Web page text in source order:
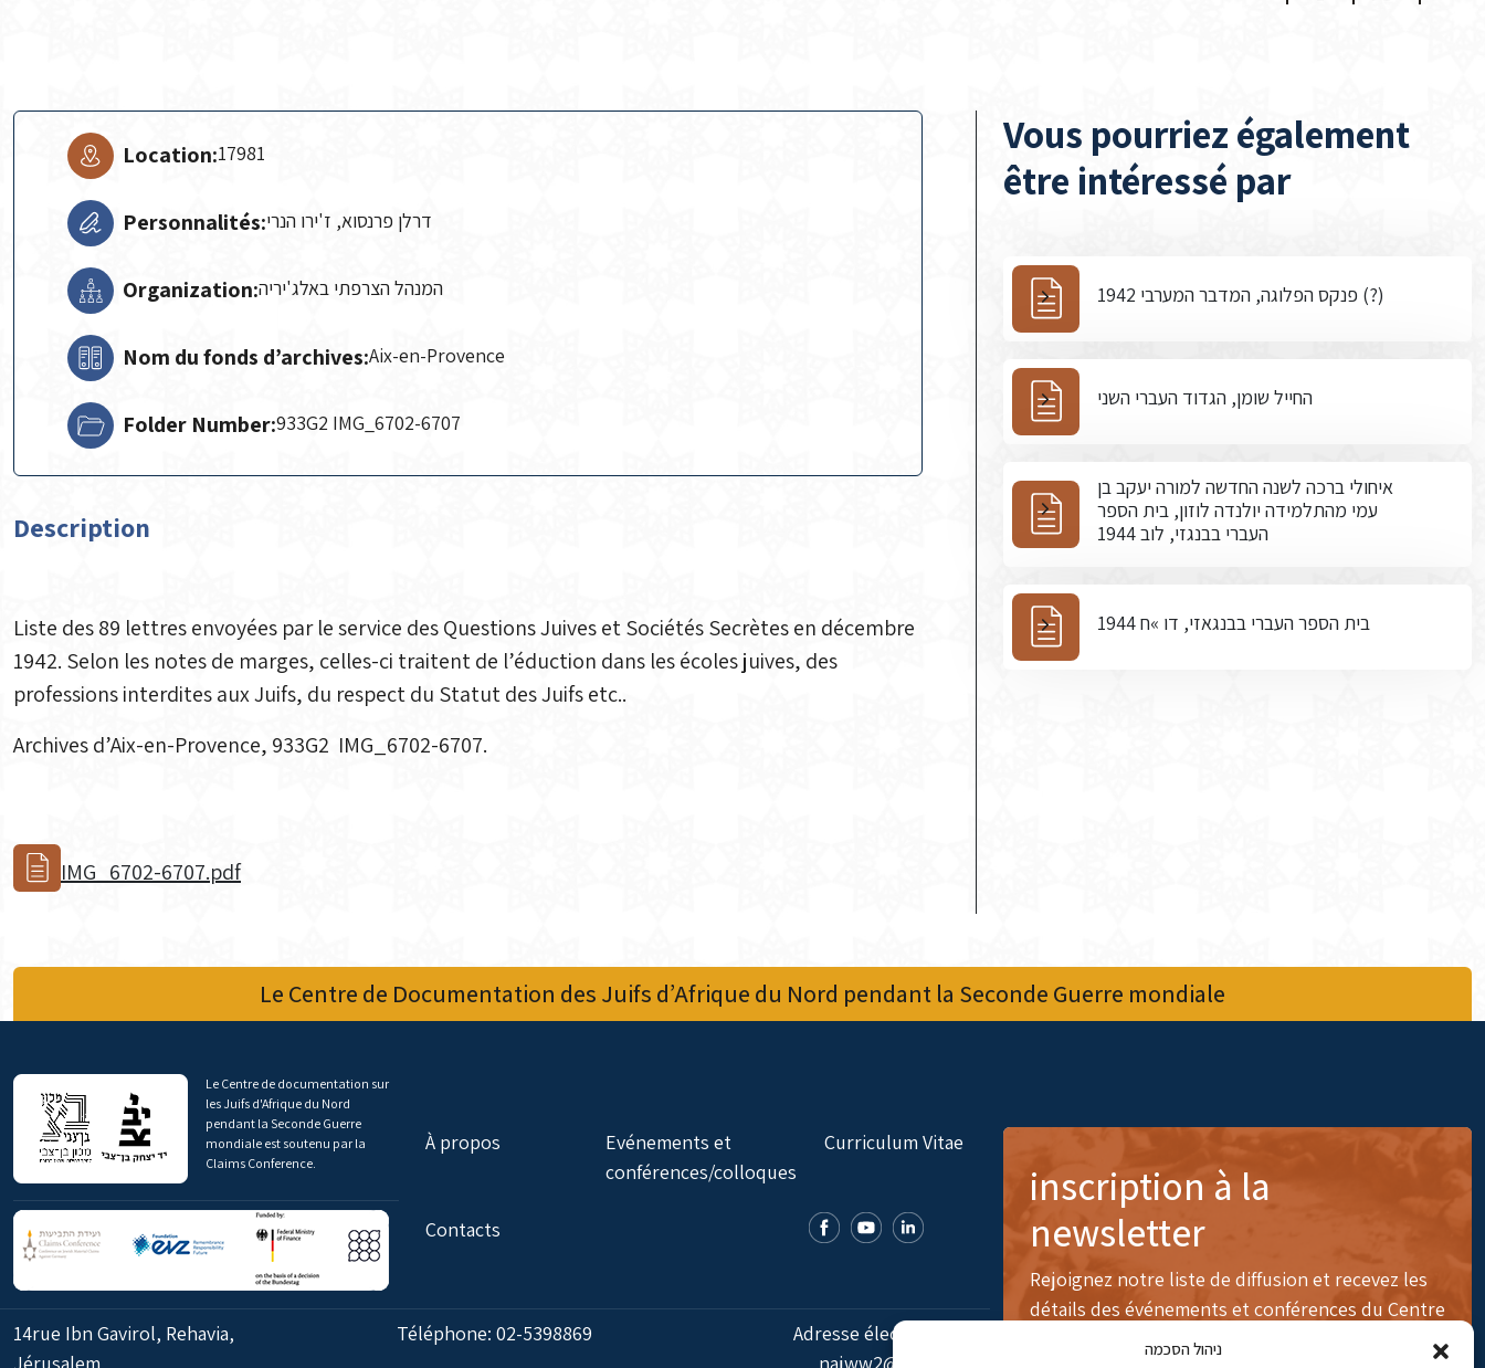
ניהול הסכמה
Location:17981
Personnalités:דרלן פרנסוא, ז'ירו הנרי
Organization:המנהל הצרפתי באלג'יריה
Nom du fonds d’archives:Aix-en-Provence
Folder Number:933G2 IMG_6702-6707
Description
Liste des 89 lettres envoyées par le service des Questions Juives et Sociétés Secrètes en décembre
1942. Selon les notes de marges, celles-ci traitent de l’éduction dans les écoles juives, des
professions interdites aux Juifs, du respect du Statut des Juifs etc..
Archives d’Aix-en-Provence, 933G2 IMG_6702-6707.
IMG_6702-6707.pdf
Vous pourriez également
être intéressé par
פנקס הפלוגה, המדבר המערבי 1942 (?)
החייל שומן, הגדוד העברי השני
איחולי ברכה לשנה החדשה למורה יעקב בן
עמי מהתלמידה יולנדה לוזון, בית הספר
העברי בבנגזי, לוב 1944
בית הספר העברי בבנגאזי, דו »ח 1944
Le Centre de Documentation des Juifs d’Afrique du Nord pendant la Seconde Guerre mondiale
Le Centre de documentation sur
les Juifs d'Afrique du Nord
pendant la Seconde Guerre
mondiale est soutenu par la
Claims Conference.
À propos
Evénements et
conférences/colloques
Curriculum Vitae
Contacts
14rue Ibn Gavirol, Rehavia,
Téléphone:02-5398869
Adresse électronique:
inscription à la
newsletter
Rejoignez notre liste de diffusion et recevez les
détails des événements et conférences du Centre